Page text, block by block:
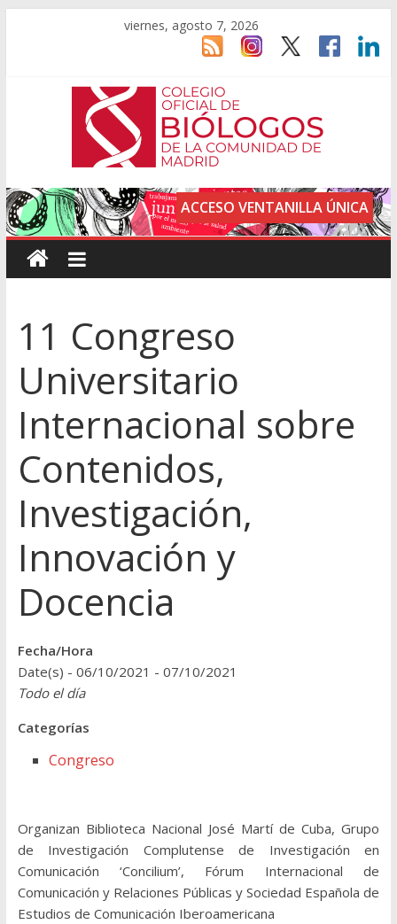
viernes, agosto 7, 2026
ACCESO VENTANILLA ÚNICA
11 Congreso
Universitario
Internacional sobre
Contenidos,
Investigación,
Innovación y
Docencia
Fecha/Hora
Date(s) - 06/10/2021 - 07/10/2021
Todo el día
Categorías
Congreso
Organizan Biblioteca Nacional José Martí de Cuba, Grupo
de Investigación Complutense de Investigación en
Comunicación ‘Concilium’, Fórum Internacional de
Comunicación y Relaciones Públicas y Sociedad Española de
Estudios de Comunicación Iberoamericana